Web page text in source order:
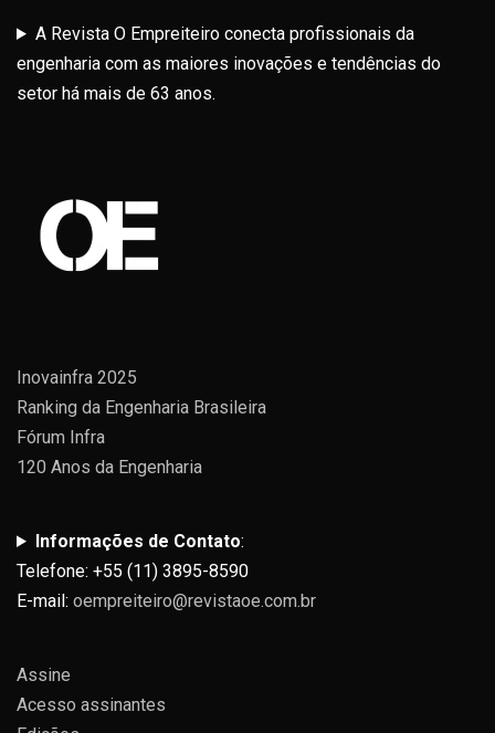
A Revista O Empreiteiro conecta profissionais da
engenharia com as maiores inovações e tendências do
setor há mais de 63 anos.
Inovainfra 2025
Ranking da Engenharia Brasileira
Fórum Infra
120 Anos da Engenharia
Informações de Contato:
Telefone: +55 (11) 3895-8590
E-mail: oempreiteiro@revistaoe.com.br
Assine
Acesso assinantes